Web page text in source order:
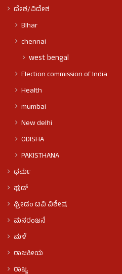
ದೇಶ/ವಿದೇಶ
BIhar
chennai
west bengal
Election commission of India
Health
mumbai
New delhi
ODISHA
PAKISTHANA
ಧರ್ಮ
ಫುಡ್​​
ಫ್ರೀಡಂ ಟಿವಿ ವಿಶೇಷ
ಮನರಂಜನೆ
ಮಳೆ
ರಾಜಕೀಯ
ರಾಜ್ಯ